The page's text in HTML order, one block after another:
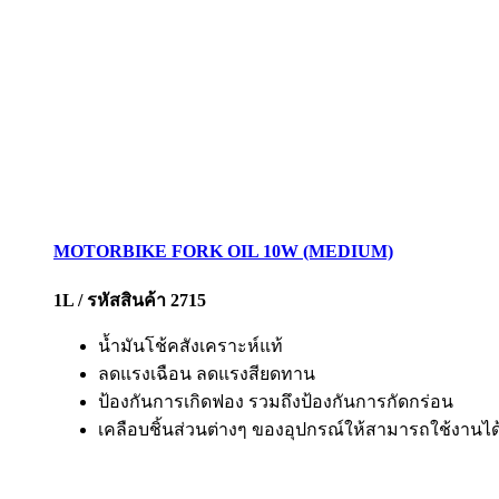
MOTORBIKE FORK OIL 10W (MEDIUM)
1L / รหัสสินค้า 2715
น้ำมันโช้คสังเคราะห์แท้
ลดแรงเฉือน ลดแรงสียดทาน
ป้องกันการเกิดฟอง รวมถึงป้องกันการกัดกร่อน
เคลือบชิ้นส่วนต่างๆ ของอุปกรณ์ให้สามารถใช้งานไ